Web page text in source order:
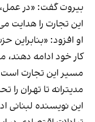
بیروت گفت: «در عمل،
این تجارت را هدایت
او افزود: «بنابراین
کار خود ادامه دهند،
مسیر این تجارت است،
مدیترانه تا تهران را
این نویسنده لبنانی